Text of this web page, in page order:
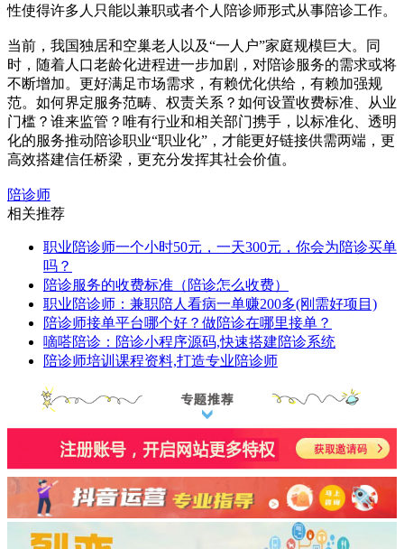
性使得许多人只能以兼职或者个人陪诊师形式从事陪诊工作。
当前，我国独居和空巢老人以及“一人户”家庭规模巨大。同
时，随着人口老龄化进程进一步加剧，对陪诊服务的需求或将
不断增加。更好满足市场需求，有赖优化供给，有赖加强规
范。如何界定服务范畴、权责关系？如何设置收费标准、从业
门槛？谁来监管？唯有行业和相关部门携手，以标准化、透明
化的服务推动陪诊职业“职业化”，才能更好链接供需两端，更
高效搭建信任桥梁，更充分发挥其社会价值。
陪诊师
相关推荐
职业陪诊师一个小时50元，一天300元，你会为陪诊买单
吗？
陪诊服务的收费标准（陪诊怎么收费）
职业陪诊师：兼职陪人看病一单赚200多(刚需好项目)
陪诊师接单平台哪个好？做陪诊在哪里接单？
嘀嗒陪诊：陪诊小程序源码,快速搭建陪诊系统
陪诊师培训课程资料,打造专业陪诊师